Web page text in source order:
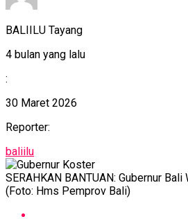
BALIILU Tayang
4 bulan yang lalu
:
30 Maret 2026
Reporter:
baliilu
SERAHKAN BANTUAN: Gubernur
(Foto: Hms Pemprov Bali)